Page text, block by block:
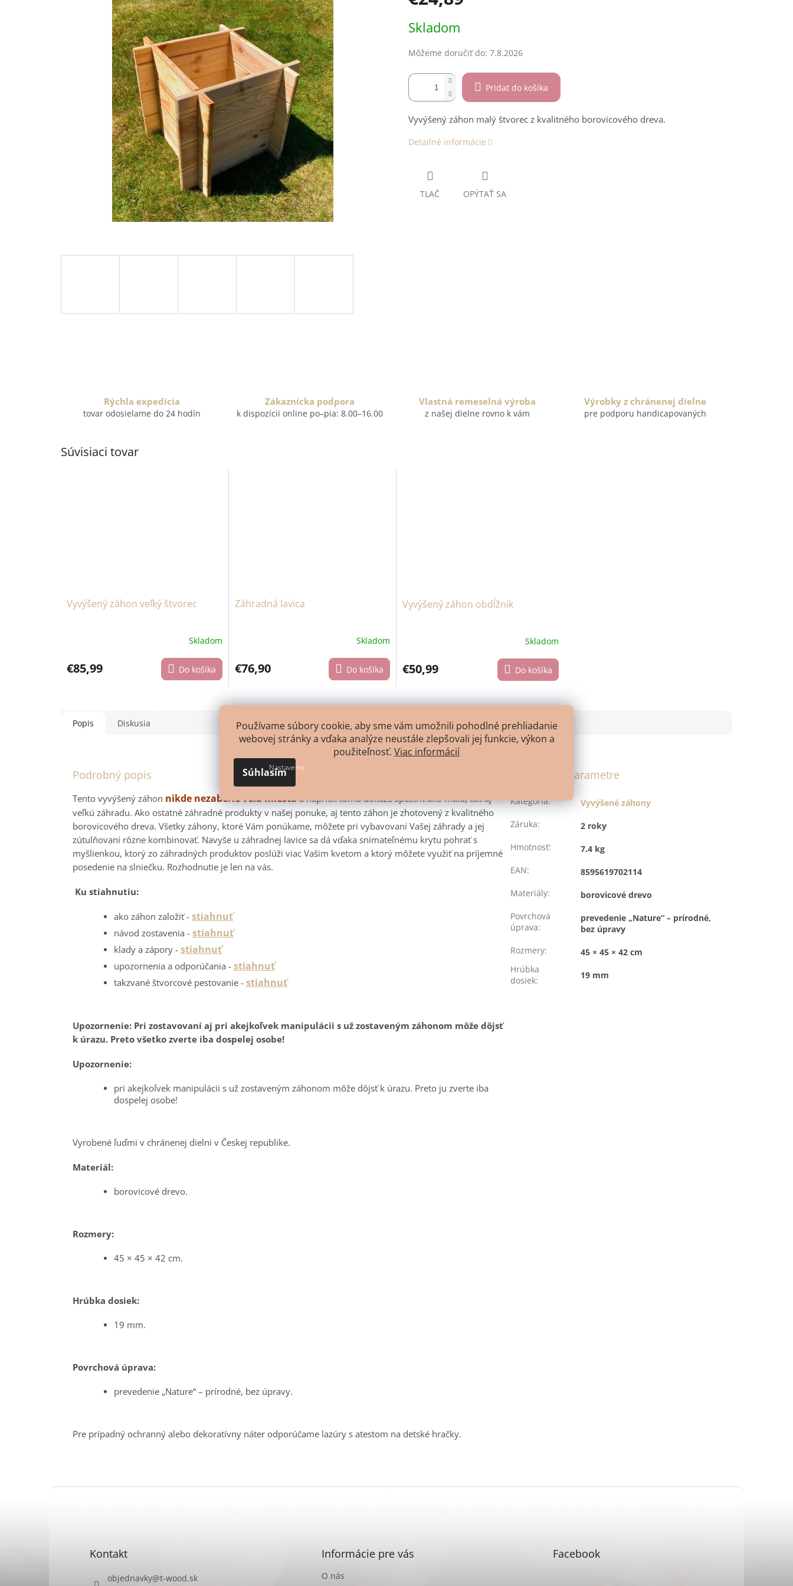
Používame súbory cookie, aby sme vám umožnili pohodlné prehliadanie
webovej stránky a vďaka analýze neustále zlepšovali jej funkcie, výkon a
použiteľnosť. Viac informácií
Nastavenie
Súhlasím
cena:
Skladom
Môžeme doručiť do: 7.8.2026
Pridať do košíka
Vyvýšený záhon malý štvorec z kvalitného borovicového dreva.
Detailné informácie
TLAČ OPÝTAŤ SA
Rýchla expedícia
tovar odosielame do 24 hodín
Zákaznícka podpora
k dispozícii online po–pia: 8.00–16.00
Vlastná remeselná výroba
z našej dielne rovno k vám
Výrobky z chránenej dielne
pre podporu handicapovaných
Súvisiaci tovar
Vyvýšený záhon veľký štvorec
Skladom
€85,99 Do košíka
Záhradná lavica
Skladom
€76,90 Do košíka
Vyvýšený záhon obdĺžnik
Skladom
€50,99 Do košíka
Popis Diskusia
Podrobný popis
Tento vyvýšený záhon nikde nezaberie veľa miestaa napriek tomu dokáže spestriť ako malú, tak aj
veľkú záhradu. Ako ostatné záhradné produkty v našej ponuke, aj tento záhon je zhotovený z kvalitného
borovicového dreva. Všetky záhony, ktoré Vám ponúkame, môžete pri vybavovaní Vašej záhrady a jej
zútulňovaní rôzne kombinovať. Navyše u záhradnej lavice sa dá vďaka snímateľnému krytu pohrať s
myšlienkou, ktorý zo záhradných produktov poslúži viac Vašim kvetom a ktorý môžete využiť na príjemné
posedenie na slniečku. Rozhodnutie je len na vás.
Ku stiahnutiu:
ako záhon založiť - stiahnuť
návod zostavenia - stiahnuť
klady a zápory - stiahnuť
upozornenia a odporúčania - stiahnuť
takzvané štvorcové pestovanie - stiahnuť
Upozornenie: Pri zostavovaní aj pri akejkoľvek manipulácii s už zostaveným záhonom môže dôjsť
k úrazu. Preto všetko zverte iba dospelej osobe!
Upozornenie:
pri akejkoľvek manipulácii s už zostaveným záhonom môže dôjsť k úrazu. Preto ju zverte iba
dospelej osobe!
Vyrobené ľuďmi v chránenej dielni v Českej republike.
Materiál:
borovicové drevo.
Rozmery:
45 × 45 × 42 cm.
Hrúbka dosiek:
19 mm.
Povrchová úprava:
prevedenie „Nature“ – prírodné, bez úpravy.
Pre prípadný ochranný alebo dekoratívny náter odporúčame lazúry s atestom na detské hračky.
Dodatočné parametre
Kategória:
Vyvýšené záhony
Záruka:
2 roky
Hmotnosť:
7.4 kg
EAN:
8595619702114
Materiály:
borovicové drevo
Povrchová
úprava:
prevedenie „Nature“ – prírodné,
bez úpravy
Rozmery:
45 × 45 × 42 cm
Hrúbka
dosiek: 19 mm
Kontakt
objednavky@t-wood.sk
Informácie pre vás
O nás
Facebook